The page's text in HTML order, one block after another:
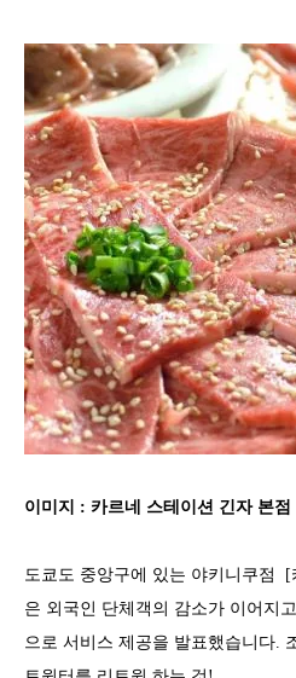
이미지 : 카르네 스테이션 긴자 본점
도쿄도 중앙구에 있는 야키니쿠점
은 외국인 단체객의 감소가 이어지
으로 서비스 제공을 발표했습니다.